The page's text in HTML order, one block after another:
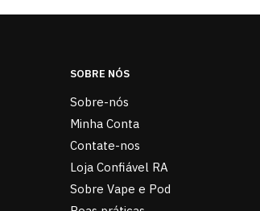
SOBRE NÓS
Sobre-nós
Minha Conta
Contate-nos
Loja Confiável RA
Sobre Vape e Pod